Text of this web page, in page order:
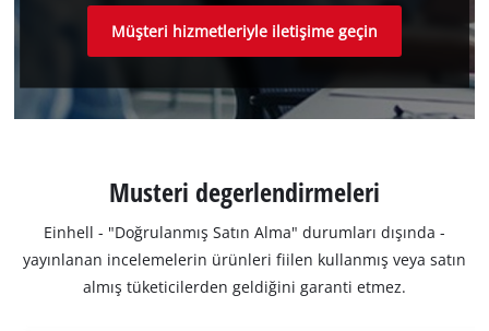
Müşteri hizmetleriyle iletişime geçin
Musteri degerlendirmeleri
Einhell - "Doğrulanmış Satın Alma" durumları dışında -
yayınlanan incelemelerin ürünleri fiilen kullanmış veya satın
almış tüketicilerden geldiğini garanti etmez.